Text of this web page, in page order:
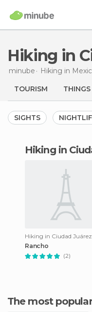
Hiking in
minube Hiking in
TOURISM
SIGHTS
hiking in
Hiking in Ciudad Juárez
Rancho
(2)
The most